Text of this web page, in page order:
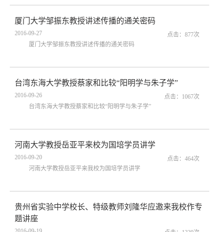
厦门大学邹振东教授讲述传播的通关密码
2016-09-27 点击： 877次
厦门大学邹振东教授讲述传播的通关密码
台湾东海大学教授蔡家和比较“阳明学与朱子学”
2016-09-26 点击： 1067次
台湾东海大学教授蔡家和比较“阳明学与朱子学”
河南大学教授岳亚平来校为国培学员讲学
2016-09-20 点击： 464次
河南大学教授岳亚平来我校为国培学员讲学
贵州省实验中学校长、特级教师刘隆华应邀来我校作专
题讲座